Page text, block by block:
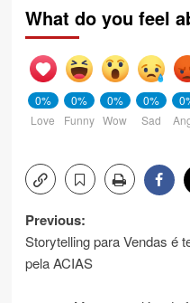
What do you feel
0%
Love
0%
Funny
0%
Wow
0%
Sad
Post
navigation
Previous:
Storytelling para Vendas é
pela ACIAS